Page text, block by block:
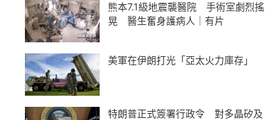
熊本7.1級地震襲醫院 手術室劇烈搖
晃 醫生奮身護病人｜有片
美軍在伊朗打光「亞太火力庫存」
特朗普正式簽署行政令 對多晶矽及